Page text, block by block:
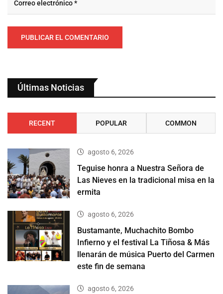
Últimas Noticias
RECENT POPULAR COMMON
agosto 6, 2026
Teguise honra a Nuestra Señora de
Las Nieves en la tradicional misa en la
ermita
agosto 6, 2026
Bustamante, Muchachito Bombo
Infierno y el festival La Tiñosa & Más
llenarán de música Puerto del Carmen
este fin de semana
agosto 6, 2026